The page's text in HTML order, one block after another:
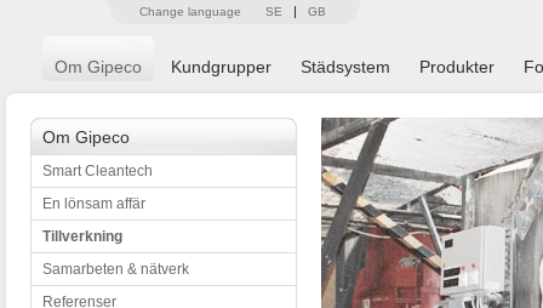
Change language SE GB
Om Gipeco Kundgrupper Städsystem Produkter
Om Gipeco
Smart Cleantech
En lönsam affär
Tillverkning
Samarbeten & nätverk
Referenser